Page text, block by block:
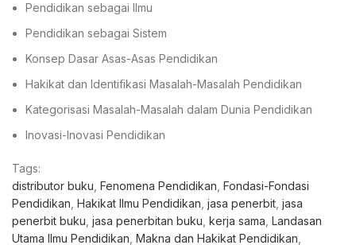
Pendidikan sebagai Ilmu
Pendidikan sebagai Sistem
Konsep Dasar Asas-Asas Pendidikan
Hakikat dan Identifikasi Masalah-Masalah Pendidikan
Kategorisasi Masalah-Masalah dalam Dunia Pendidikan
Inovasi-Inovasi Pendidikan
Tags:
distributor buku Fenomena Pendidikan Fondasi-Fondasi
Pendidikan Hakikat Ilmu Pendidikan jasa penerbit jasa
penerbit buku jasa penerbitan buku kerja sama Landasan
Utama Ilmu Pendidikan Makna dan Hakikat Pendidikan